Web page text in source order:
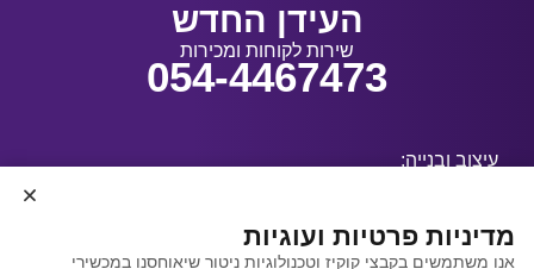
העידן החדש
שירות לקוחות ומכירות
054-4467473
עיצוב ובנייה:
מדיניות פרטיות ועוגיות
אנו משתמשים בקבצי קוקיז וטכנולוגיות ניטור שיאוחסנו במכשירי